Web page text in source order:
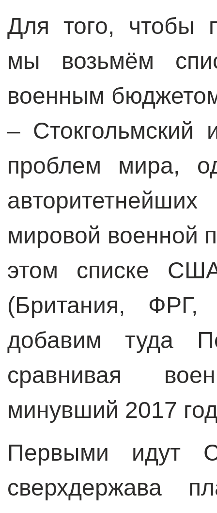
Для того, чтобы
мы возьмём
военным
– Стокгольмский
проблем мира,
мировой военной
этом списке
(Британия,
добавим туда
сравнивая
минувший 2017
Первыми идут
сверхдержава